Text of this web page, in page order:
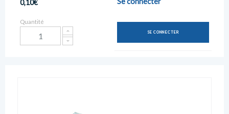
0,10€
Quantité
SE CONNECTER